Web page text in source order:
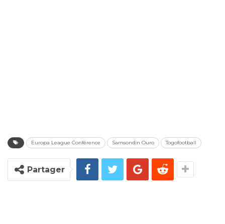
Europa League Conférence Samsondin Ouro Togofootball
Partager